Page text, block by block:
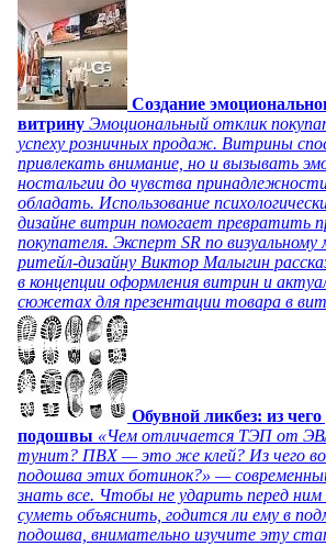
Создание
витрину Эмоциональный отклик
успеху розничных продаж. Витрины
привлекать внимание, но и вызывать
ностальгии до чувства
обладать. Использование
дизайне витрин помогает превратить
покупателя. Эксперт SR по визуальному
ритейл-дизайну Виктор Малыгин
в концепции оформления витрин и
сюжетах для презентации товара в
Обувной ликбез: из
подошвы «Чем отличается ТЭП от
тунит? ПВХ — это же клей? Из чего
подошва этих ботинок?» —
знать все. Чтобы не ударить перед ним
суметь объяснить, годится ли ему в
подошва, внимательно изучите эту